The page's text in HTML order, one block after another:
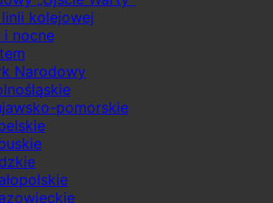
kolejowej
nocne
Narodowy
pomorskie